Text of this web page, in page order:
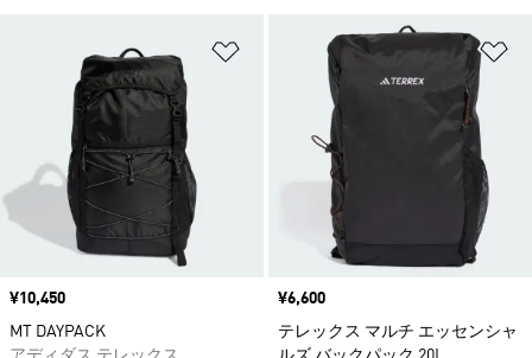
ほしいものリストに追加
価格
¥10,450
MT DAYPACK
価格
¥6,600
テレックス マルチ エッセンシャ